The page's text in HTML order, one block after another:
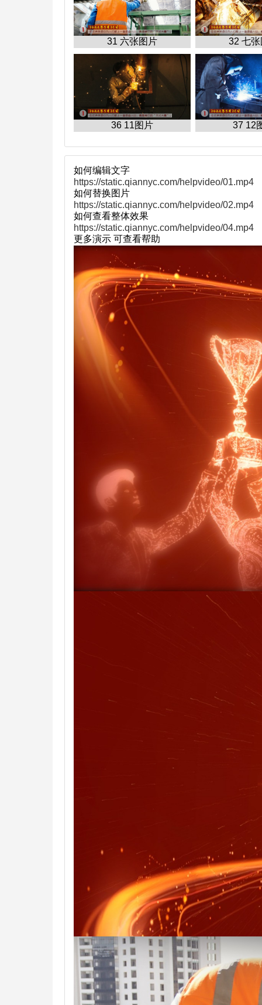
31 六张图片 32 七
36 11图片 37 12
如何编辑文字
https://static.qiannyc.com/helpvideo/01.mp4
如何替换图片
https://static.qiannyc.com/helpvideo/02.mp4
如何查看整体效果
https://static.qiannyc.com/helpvideo/04.mp4
更多演示 可查看帮助